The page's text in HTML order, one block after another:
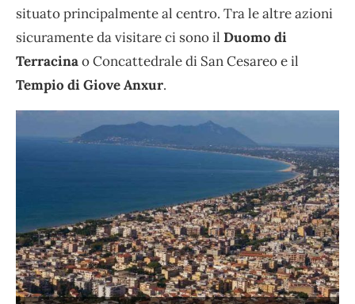
situato principalmente al centro. Tra le altre azioni
sicuramente da visitare ci sono il Duomo di
Terracinao Concattedrale di San Cesareo e il
Tempio di Giove Anxur.